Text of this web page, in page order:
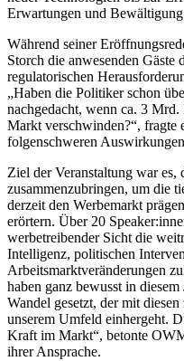
Erwartungen und
Während seiner
Storch die anwesenden Gäste
regulatorischen
„Haben die Politiker schon
nachgedacht, wenn ca. 3
Markt verschwinden?“, fragte
folgenschweren
Ziel der Veranstaltung war es,
zusammenzubringen, um die
derzeit den Werbemarkt
erörtern. Über 20
werbetreibender Sicht die
Intelligenz, politischen
Arbeitsmarktveränderungen
haben ganz bewusst in
Wandel gesetzt, der mit
unserem Umfeld einhergeht.
Kraft im Markt“, betonte
ihrer Ansprache.